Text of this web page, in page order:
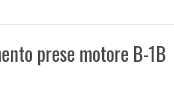
prese motore B-1B